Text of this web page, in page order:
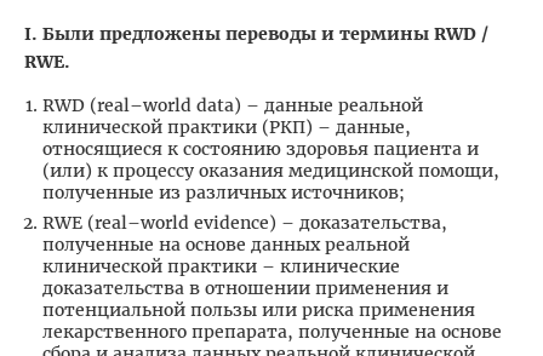
I. Были предложены переводы и термины RWD /
RWE.
RWD (real–world data) – данные реальной
клинической практики (РКП) – данные,
относящиеся к состоянию здоровья пациента и
(или) к процессу оказания медицинской помощи,
полученные из различных источников;
RWE (real–world evidence) – доказательства,
полученные на основе данных реальной
клинической практики – клинические
доказательства в отношении применения и
потенциальной пользы или риска применения
лекарственного препарата, полученные на основе